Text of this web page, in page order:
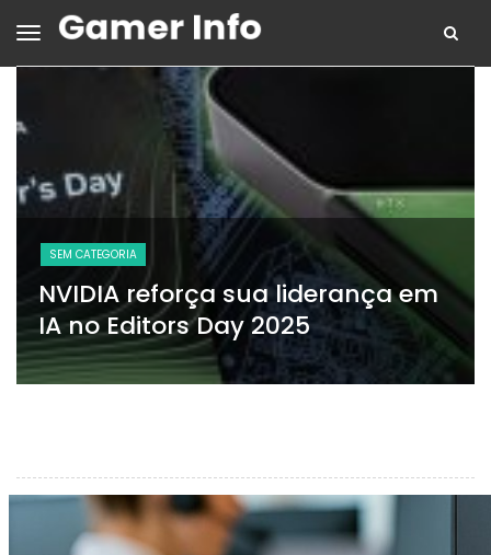
SEM CATEGORIA
NVIDIA reforça sua liderança em
IA no Editors Day 2025